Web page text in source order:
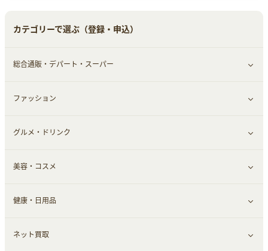
カテゴリーで選ぶ（登録・申込）
総合通販・デパート・スーパー
すべて見る
総合通販
ファッション
すべて見る
ファッション
インナー・下着
スーツ・フォーマル
グルメ・ドリンク
すべて見る
グルメ
お酒
美容・コスメ
すべて見る
ヘアケア
健康・日用品
すべて見る
ネット買取